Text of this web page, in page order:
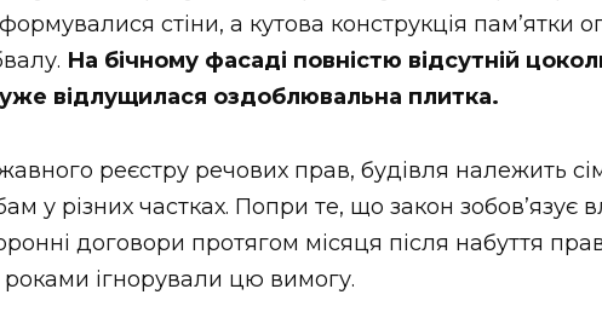
стіни, а кутова конструкція пам’ятки
На бічному фасаді повністю відсутній
уже відлущилася оздоблювальна плитка.
реєстру речових прав, будівля належить
у різних частках. Попри те, що закон зобов’язує
договори протягом місяця після набуття
роками ігнорували цю вимогу.